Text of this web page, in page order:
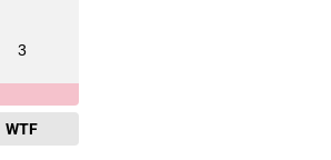
3
WTF